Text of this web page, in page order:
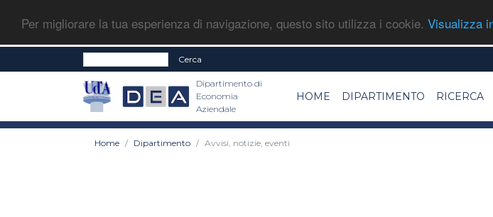
Per migliorare la tua esperienza di navigazione, questo sito utilizza i cookie. Visualizza
Cerca
Dipartimento di
Economia
Aziendale
HOME DIPARTIMENTO RICERCA
Home Dipartimento Avvisi, notizie, eventi